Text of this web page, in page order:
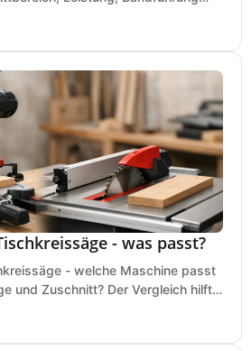
- was passt?
- welche Maschine passt
und Zuschnitt? Der Vergleich hilft